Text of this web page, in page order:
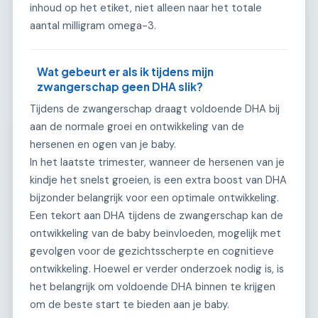
inhoud op het etiket, niet alleen naar het totale
aantal milligram omega-3.
Wat gebeurt er als ik tijdens mijn
zwangerschap geen DHA slik?
Tijdens de zwangerschap draagt voldoende DHA bij
aan de normale groei en ontwikkeling van de
hersenen en ogen van je baby.
In het laatste trimester, wanneer de hersenen van je
kindje het snelst groeien, is een extra boost van DHA
bijzonder belangrijk voor een optimale ontwikkeling.
Een tekort aan DHA tijdens de zwangerschap kan de
ontwikkeling van de baby beïnvloeden, mogelijk met
gevolgen voor de gezichtsscherpte en cognitieve
ontwikkeling. Hoewel er verder onderzoek nodig is, is
het belangrijk om voldoende DHA binnen te krijgen
om de beste start te bieden aan je baby.